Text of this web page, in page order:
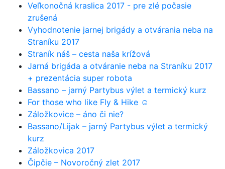
Veľkonočná kraslica 2017 - pre zlé počasie
zrušená
Vyhodnotenie jarnej brigády a otvárania neba na
Straníku 2017
Straník náš – cesta naša krížová
Jarná brigáda a otváranie neba na Straníku 2017
+ prezentácia super robota
Bassano – jarný Partybus výlet a termický kurz
For those who like Fly & Hike ☺
Záložkovice – áno či nie?
Bassano/Lijak – jarný Partybus výlet a termický
kurz
Záložkovica 2017
Čipčie – Novoročný zlet 2017